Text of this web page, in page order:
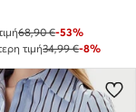
68,90 €-53%
τιμή34,99 €-8%